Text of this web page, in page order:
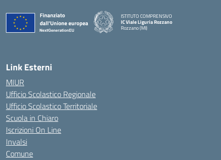
ISTITUTO COMPRENSIVO
IC Viale Liguria Rozzano
Rozzano (MI)
Link Esterni
MIUR
Ufficio Scolastico Regionale
Ufficio Scolastico Territoriale
Scuola in Chiaro
Iscrizioni On Line
Invalsi
Comune